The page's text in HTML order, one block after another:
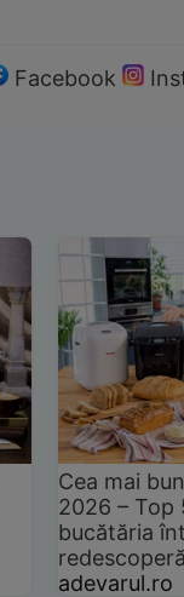
Facebook
Cea mai
2026 –
bucătăria
adevarul.ro